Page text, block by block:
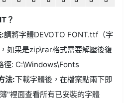
？
:請將字體DEVOTO FONT.ttf（字
如果是zip\rar格式需要解壓後復
徑: C:\Windows\Fonts
法:下載字體後，在檔案點兩下即
"裡面查看所有已安裝的字體